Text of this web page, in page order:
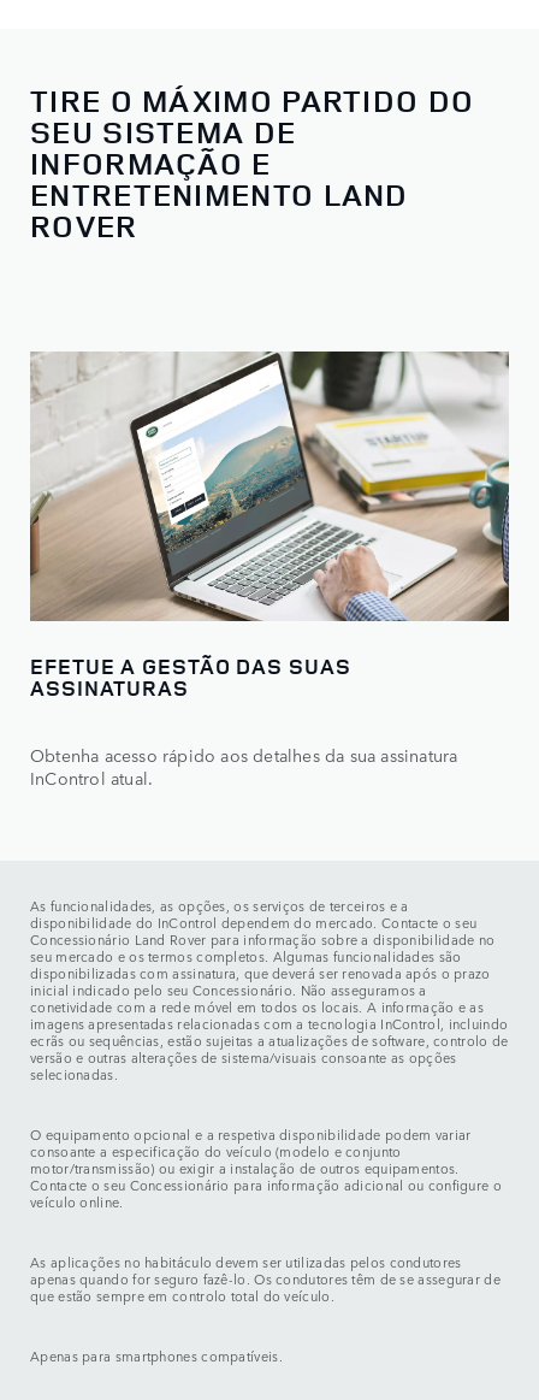
TIRE O MÁXIMO PARTIDO DO
SEU SISTEMA DE
INFORMAÇÃO E
ENTRETENIMENTO LAND
ROVER
EFETUE A GESTÃO DAS SUAS
ASSINATURAS
Obtenha acesso rápido aos detalhes da sua assinatura
InControl atual.
As funcionalidades, as opções, os serviços de terceiros e a
disponibilidade do InControl dependem do mercado. Contacte o seu
Concessionário Land Rover para informação sobre a disponibilidade no
seu mercado e os termos completos. Algumas funcionalidades são
disponibilizadas com assinatura, que deverá ser renovada após o prazo
inicial indicado pelo seu Concessionário. Não asseguramos a
conetividade com a rede móvel em todos os locais. A informação e as
imagens apresentadas relacionadas com a tecnologia InControl, incluindo
ecrãs ou sequências, estão sujeitas a atualizações de software, controlo de
versão e outras alterações de sistema/visuais consoante as opções
selecionadas.
O equipamento opcional e a respetiva disponibilidade podem variar
consoante a especificação do veículo (modelo e conjunto
motor/transmissão) ou exigir a instalação de outros equipamentos.
Contacte o seu Concessionário para informação adicional ou configure o
veículo online.
As aplicações no habitáculo devem ser utilizadas pelos condutores
apenas quando for seguro fazê-lo. Os condutores têm de se assegurar de
que estão sempre em controlo total do veículo.
Apenas para smartphones compatíveis.